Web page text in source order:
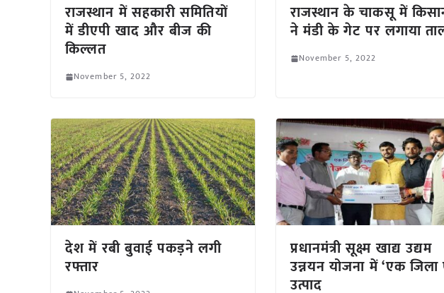
राजस्थान में सहकारी समितियों
में डीएपी खाद और बीज की
किल्लत
November 5, 2022
राजस्थान के चाकसू में
ने मंडी के गेट पर लगाया
November 5, 2022
देश में रबी बुवाई पकड़ने लगी
रफ्तार
प्रधानमंत्री सूक्ष्म खाद्य उद्यम
उन्नयन योजना में ‘एक
उत्पाद